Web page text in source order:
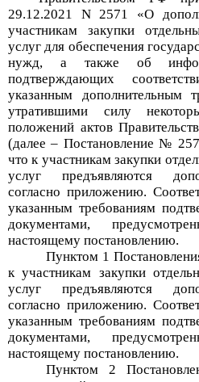
29.12.2021 N 2571 «О
участникам закупки
услуг для обеспечения
нужд, а также об
подтверждающих
указанным дополнительным
утратившими силу
положений актов
(далее – Постановление №
что к участникам закупки
услуг предъявляются
согласно приложению.
указанным требованиям
документами,
настоящему постановлению.
Пунктом 1
к участникам закупки
услуг предъявляются
согласно приложению.
указанным требованиям
документами,
настоящему постановлению.
Пунктом 2